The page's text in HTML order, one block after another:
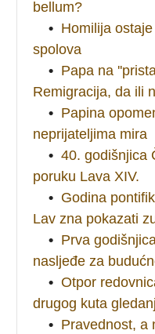
bellum?
• Homilija
spolova
• Papa na
Remigracija, da ili
• Papina
neprijateljima mira
• 40. godišnjica
poruku Lava XIV.
• Godina
Lav zna pokazati
• Prva
nasljeđe za
• Otpor
drugog kuta
• Pravednost, a